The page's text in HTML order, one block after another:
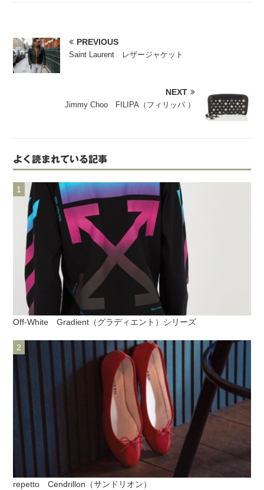
PREVIOUS
Saint Laurent レザージャケット
NEXT
Jimmy Choo FILIPA（フィリッパ ）
よく読まれている記事
Off-White Gradient（グラディエント）シリーズ
repetto Cendrillon（サンドリオン）